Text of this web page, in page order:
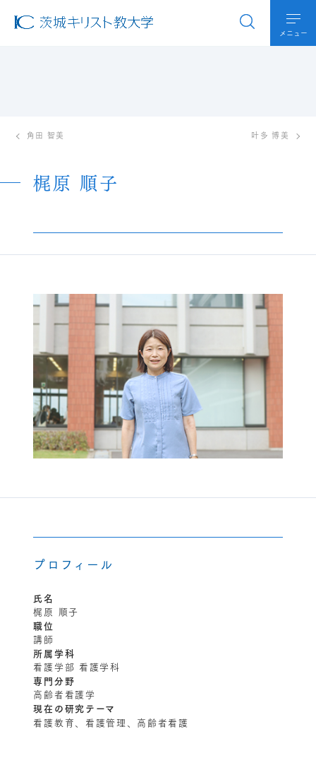
メニュー
角田 智美 叶多 博美
梶原 順子
プロフィール
氏名
梶原 順子
職位
講師
所属学科
看護学部 看護学科
専門分野
高齢者看護学
現在の研究テーマ
看護教育、看護管理、高齢者看護